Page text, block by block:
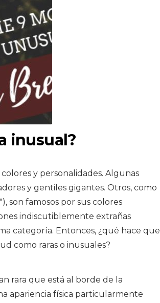
inusual?
y personalidades. Algunas
y gentiles gigantes. Otros, como
son famosos por sus colores
indiscutiblemente extrañas
categoría. Entonces, ¿qué hace que
como raras o inusuales?
rara que está al borde de la
apariencia física particularmente